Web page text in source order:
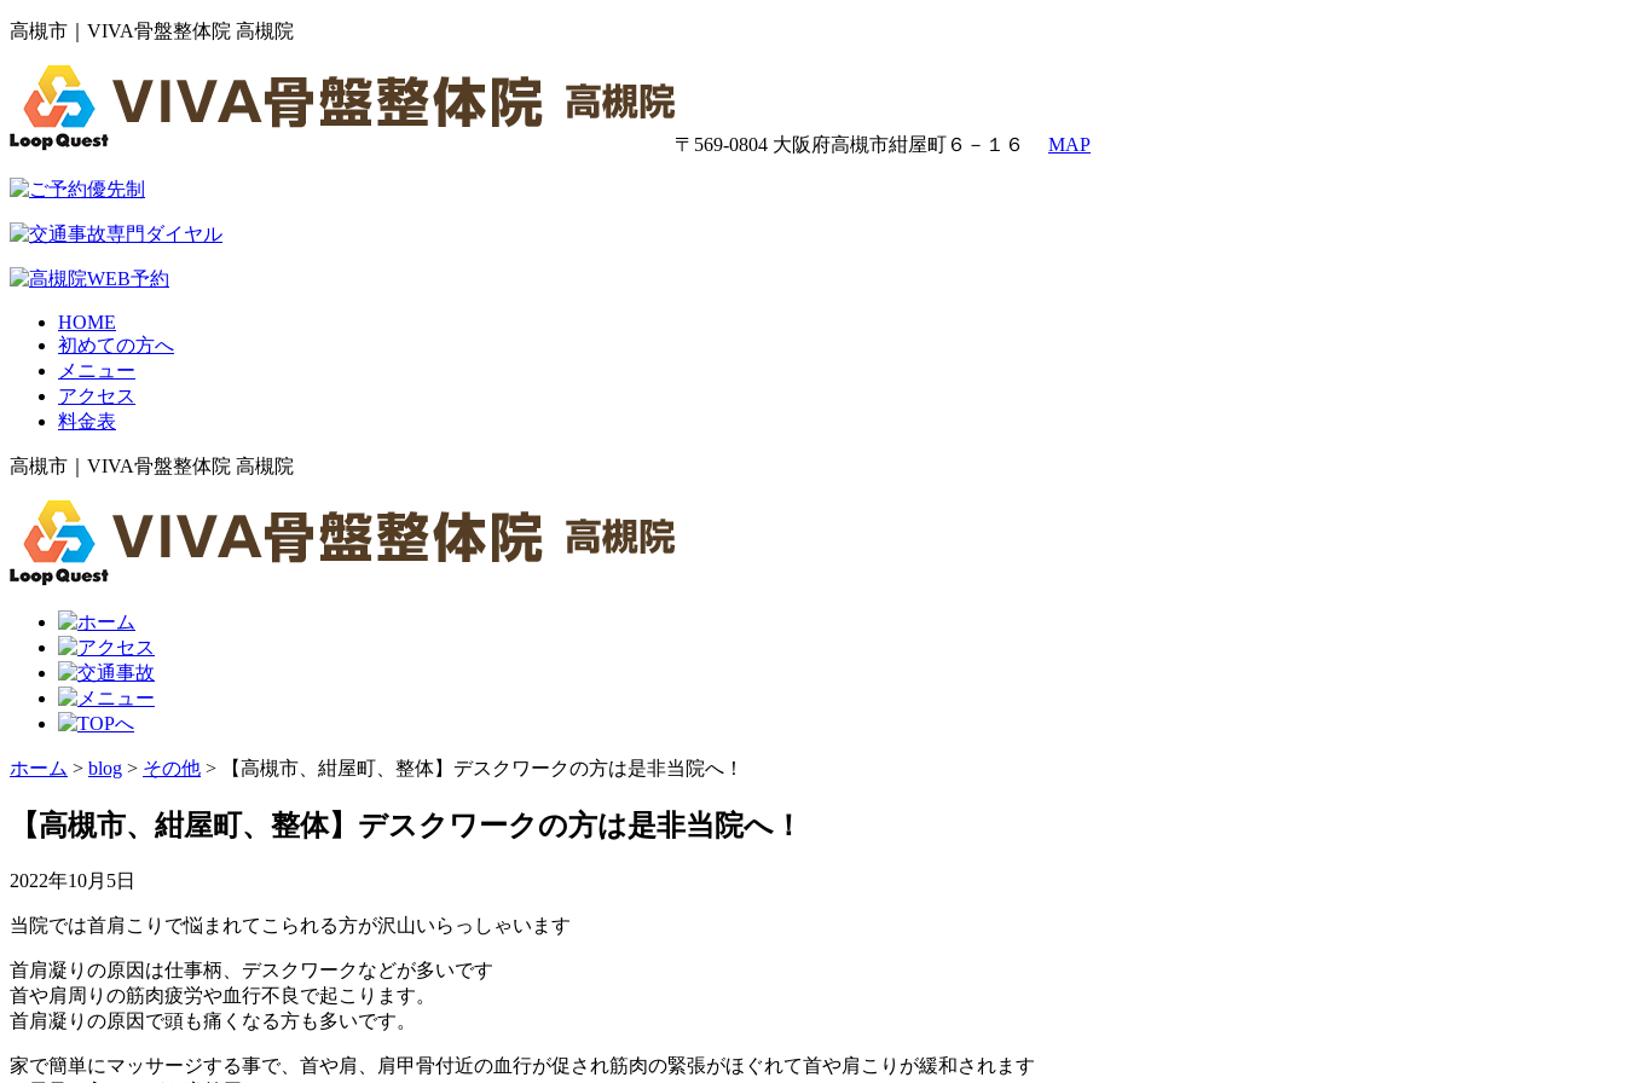
高槻市｜VIVA骨盤整体院 高槻院
〒569-0804 大阪府高槻市紺屋町６－１６ MAP
HOME
初めての方へ
メニュー
アクセス
料金表
高槻市｜VIVA骨盤整体院 高槻院
ホーム > blog > その他 > 【高槻市、紺屋町、整体】デスクワークの方は是非当院へ！
【高槻市、紺屋町、整体】デスクワークの方は是非当院へ！
2022年10月5日
当院では首肩こりで悩まれてこられる方が沢山いらっしゃいます
首肩凝りの原因は仕事柄、デスクワークなどが多いです
首や肩周りの筋肉疲労や血行不良で起こります。
首肩凝りの原因で頭も痛くなる方も多いです。
家で簡単にマッサージする事で、首や肩、肩甲骨付近の血行が促され筋肉の緊張がほぐれて首や肩こりが緩和されます